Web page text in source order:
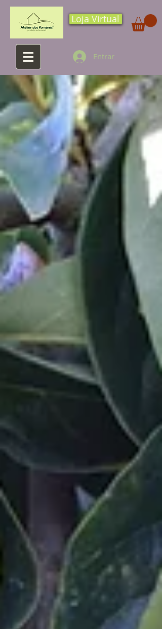
Loja Virtual
Entrar